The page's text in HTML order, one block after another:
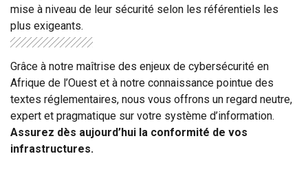
mise à niveau de leur sécurité selon les référentiels les
plus exigeants.
Grâce à notre maîtrise des enjeux de cybersécurité en
Afrique de l’Ouest et à notre connaissance pointue des
textes réglementaires, nous vous offrons un regard neutre,
expert et pragmatique sur votre système d’information.
Assurez dès aujourd’hui la conformité de vos
infrastructures.